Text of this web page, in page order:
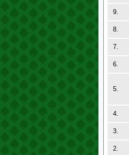
9.
8.
7.
6.
5.
4.
3.
2.